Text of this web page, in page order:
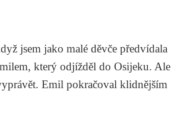
jsem jako malé děvče předvídala
který odjížděl do Osijeku. Ale
Emil pokračoval klidnějším